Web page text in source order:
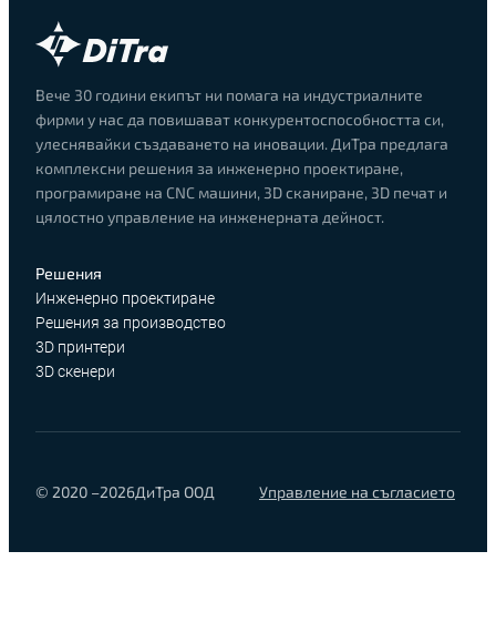
Вече 30 години екипът ни помага на индустриалните
фирми у нас да повишават конкурентоспособността си,
улеснявайки създаването на иновации. ДиТра предлага
комплексни решения за инженерно проектиране,
програмиране на CNC машини, 3D сканиране, 3D печат и
цялостно управление на инженерната дейност.
Решения
Инженерно проектиране
Решения за производство
3D принтери
3D скенери
© 2020 –2026ДиТра ООД Управление на съгласието